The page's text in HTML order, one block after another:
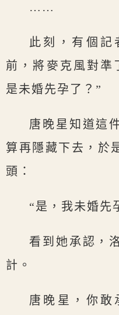
……
此刻，有個記
前，將麥克風對準
是未婚先孕了？”
唐晚星知道這
算再隱藏下去，於
頭：
“是，我未婚先
看到她承認，
計。
唐晚星，你敢